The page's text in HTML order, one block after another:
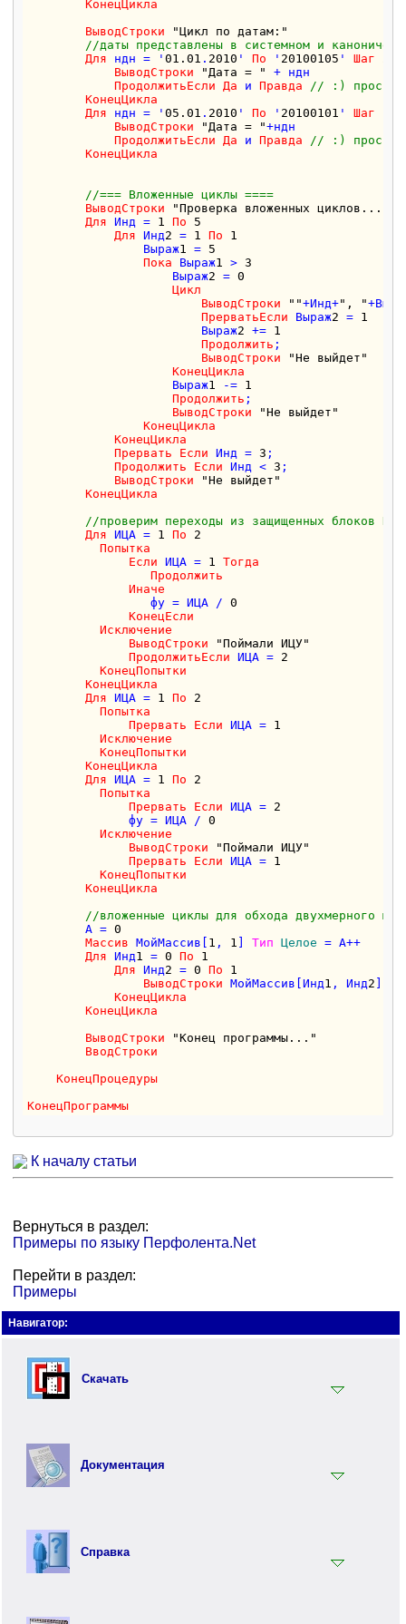
КонецЦикла
ВыводСтроки
"Цикл по датам:"
//даты представлены в системном и
Для ндн = '01.01 . 2010 ' По ' 20100105 ' Шаг
ВыводСтроки
"Дата = "
+ ндн
ПродолжитьЕсли
Да и Правда
// :) просто
КонецЦикла
Для ндн = '05.01 . 2010 ' По ' 20100101 ' Шаг
ВыводСтроки
"Дата = "+ндн
ПродолжитьЕсли
Да и Правда
// :) просто
КонецЦикла
//=== Вложенные циклы ====
ВыводСтроки
"Проверка вложенных циклов..."
Для Инд = 1 По
5
Для Инд2 = 1 По
1
                Выраж
1 = 5
Пока Выраж1 > 3
                    Выраж
2 = 0
Цикл
ВыводСтроки
""+Инд+", "
ПрерватьЕсли Выраж2 = 1
                        Выраж
2 += 1
Продолжить ;
ВыводСтроки
"Не выйдет"
КонецЦикла
                    Выраж
1 -= 1
Продолжить ;
ВыводСтроки
"Не выйдет"
КонецЦикла
КонецЦикла
Прервать
Если Инд = 3 ;
Продолжить
Если Инд < 3 ;
ВыводСтроки
"Не выйдет"
КонецЦикла
//проверим переходы из защищенных блоков
Для ИЦА = 1 По
2
Попытка
Если ИЦА = 1
Тогда
Продолжить
Иначе
                 фу = ИЦА /
0
КонецЕсли
Исключение
ВыводСтроки
"Поймали ИЦУ"
ПродолжитьЕсли ИЦА = 2
КонецПопытки
КонецЦикла
Для ИЦА = 1 По
2
Попытка
Прервать
Если ИЦА = 1
Исключение
КонецПопытки
КонецЦикла
Для ИЦА = 1 По
2
Попытка
Прервать
Если ИЦА = 2
              фу = ИЦА /
0
Исключение
ВыводСтроки
"Поймали ИЦУ"
Прервать
Если ИЦА = 1
КонецПопытки
КонецЦикла
//вложенные циклы для обхода двухмерного
        А =
0
Массив МойМассив[ 1 , 1 ] Тип Целое = А++
Для Инд1 = 0 По
1
Для Инд2 = 0 По
1
ВыводСтроки МойМассив[Инд1 , Инд2 ]
КонецЦикла
КонецЦикла
ВыводСтроки
"Конец программы..."
ВводСтроки
КонецПроцедуры
КонецПрограммы
К началу статьи
Вернуться в раздел:
Примеры по языку Перфолента.Net
Перейти в раздел:
Примеры
Навигатор:
Скачать
Документация
Инструментарий
Документация
Синтаксис языка Перфолента
Практика программирования на языке Перфолента
Справка